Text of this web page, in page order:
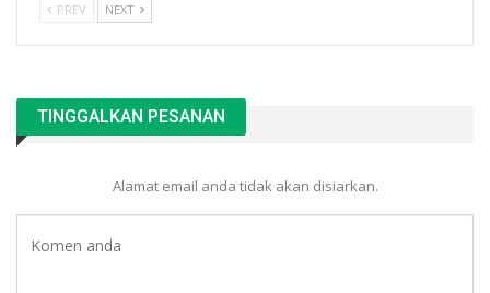
PREV NEXT
TINGGALKAN PESANAN
Alamat email anda tidak akan disiarkan.